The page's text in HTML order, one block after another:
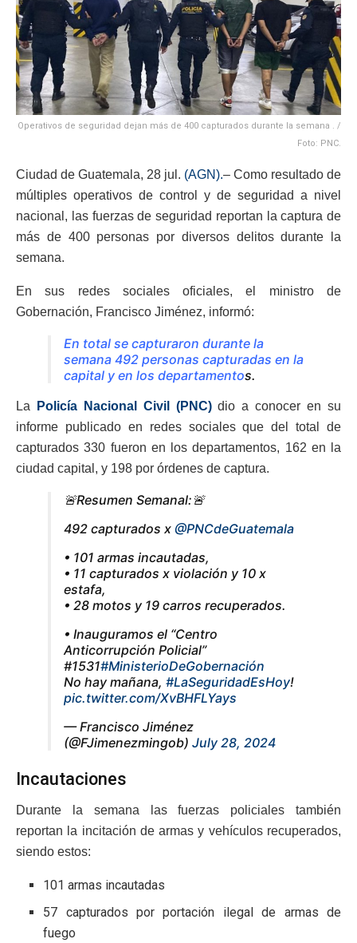
Operativos de seguridad dejan más de 400 capturados durante la semana . /
Foto: PNC.
Ciudad de Guatemala, 28 jul. (AGN).– Como resultado de
múltiples operativos de control y de seguridad a nivel
nacional, las fuerzas de seguridad reportan la captura de
más de 400 personas por diversos delitos durante la
semana.
En sus redes sociales oficiales, el ministro de
Gobernación, Francisco Jiménez, informó:
En total se capturaron durante la
semana 492 personas capturadas en la
capital y en los departamentos.
La Policía Nacional Civil (PNC)dio a conocer en su
informe publicado en redes sociales que del total de
capturados 330 fueron en los departamentos, 162 en la
ciudad capital, y 198 por órdenes de captura.
🚨Resumen Semanal:🚨
492 capturados x @PNCdeGuatemala
• 101 armas incautadas,
• 11 capturados x violación y 10 x
estafa,
• 28 motos y 19 carros recuperados.
• Inauguramos el “Centro
Anticorrupción Policial”
#1531#MinisterioDeGobernación
No hay mañana, #LaSeguridadEsHoy!
pic.twitter.com/XvBHFLYays
— Francisco Jiménez
(@FJimenezmingob) July 28, 2024
Incautaciones
Durante la semana las fuerzas policiales también
reportan la incitación de armas y vehículos recuperados,
siendo estos:
101 armas incautadas
57 capturados por portación ilegal de armas de
fuego